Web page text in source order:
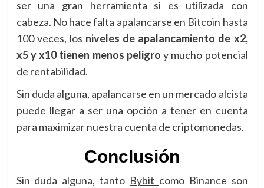
ser una gran herramienta si es utilizada con
cabeza. No hace falta apalancarse en Bitcoin hasta
100 veces, los niveles de apalancamiento de x2,
x5 y x10 tienen menos peligro y mucho potencial
de rentabilidad.
Sin duda alguna, apalancarse en un mercado alcista
puede llegar a ser una opción a tener en cuenta
para maximizar nuestra cuenta de criptomonedas.
Conclusión
Sin duda alguna, tanto Bybit como Binance son